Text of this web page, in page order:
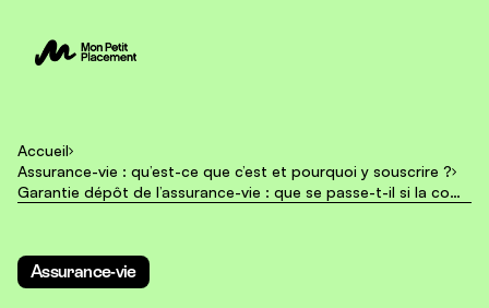
Accueil
Assurance-vie : qu’est-ce que c’est et pourquoi y souscrire ?
Garantie dépôt de l’assurance-vie : que se passe-t-il si la compagnie d’assurance fait faillite ?
Assurance-vie